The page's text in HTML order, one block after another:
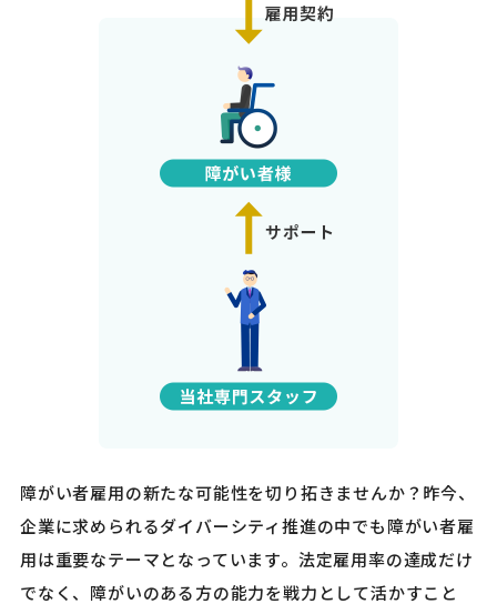
障がい者雇用の新たな可能性を切り拓きませんか？昨今、
企業に求められるダイバーシティ推進の中でも障がい者雇
用は重要なテーマとなっています。法定雇用率の達成だけ
でなく、障がいのある方の能力を戦力として活かすこと